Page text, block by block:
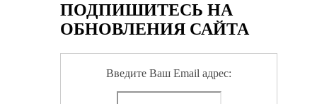
ПОДПИШИТЕСЬ НА
ОБНОВЛЕНИЯ САЙТА
Введите Ваш Email адрес: